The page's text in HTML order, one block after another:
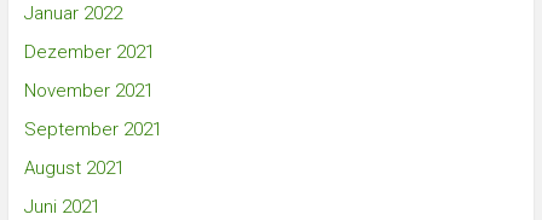
Januar 2022
Dezember 2021
November 2021
September 2021
August 2021
Juni 2021